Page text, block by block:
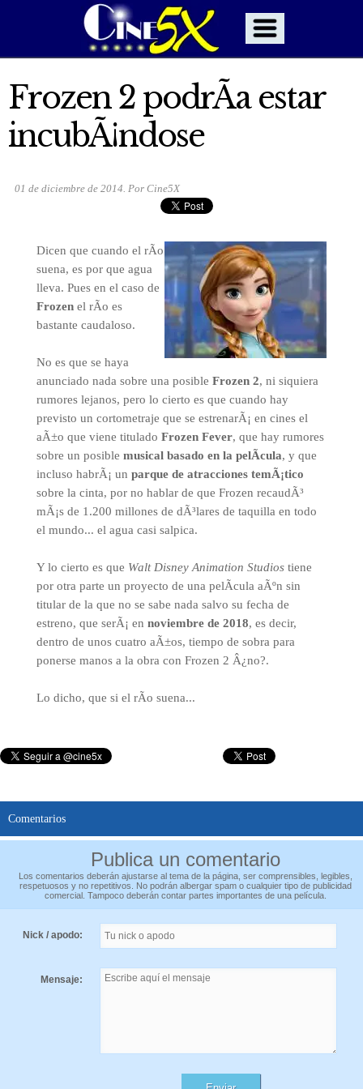
Frozen 2 podrÃ­a estar
incubÃ¡ndose
01 de diciembre de 2014. Por Cine5X
Dicen que cuando el rÃ­o
suena, es por que agua
lleva. Pues en el caso de
Frozenel rÃ­o es
bastante caudaloso.
No es que se haya
anunciado nada sobre una posible Frozen 2, ni siquiera
rumores lejanos, pero lo cierto es que cuando hay
previsto un cortometraje que se estrenarÃ¡ en cines el
aÃ±o que viene titulado Frozen Fever, que hay rumores
sobre un posible musical basado en la pelÃ­cula, y que
incluso habrÃ¡ un parque de atracciones temÃ¡tico
sobre la cinta, por no hablar de que Frozen recaudÃ³
mÃ¡s de 1.200 millones de dÃ³lares de taquilla en todo
el mundo... el agua casi salpica.
Y lo cierto es que Walt Disney Animation Studiostiene
por otra parte un proyecto de una pelÃ­cula aÃºn sin
titular de la que no se sabe nada salvo su fecha de
estreno, que serÃ¡ en noviembre de 2018, es decir,
dentro de unos cuatro aÃ±os, tiempo de sobra para
ponerse manos a la obra con Frozen 2 Â¿no?.
Lo dicho, que si el rÃ­o suena...
Comentarios
Publica un comentario
Los comentarios deberán ajustarse al tema de la página, ser comprensibles, legibles,
respetuosos y no repetitivos. No podrán albergar spam o cualquier tipo de publicidad
comercial. Tampoco deberán contar partes importantes de una película.
Nick / apodo:
Mensaje: